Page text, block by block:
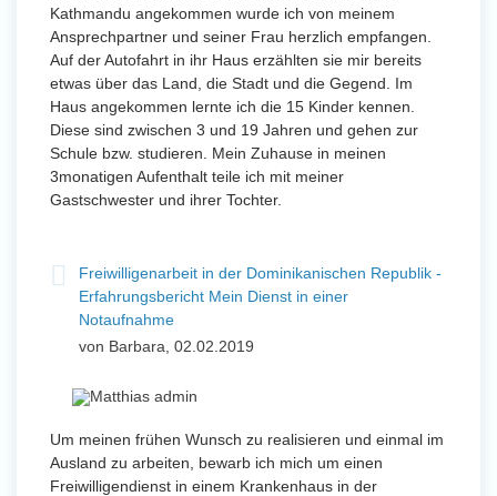
Kathmandu angekommen wurde ich von meinem
Ansprechpartner und seiner Frau herzlich empfangen.
Auf der Autofahrt in ihr Haus erzählten sie mir bereits
etwas über das Land, die Stadt und die Gegend. Im
Haus angekommen lernte ich die 15 Kinder kennen.
Diese sind zwischen 3 und 19 Jahren und gehen zur
Schule bzw. studieren. Mein Zuhause in meinen
3monatigen Aufenthalt teile ich mit meiner
Gastschwester und ihrer Tochter.
Freiwilligenarbeit in der Dominikanischen Republik -
Erfahrungsbericht Mein Dienst in einer
Notaufnahme
von Barbara, 02.02.2019
Um meinen frühen Wunsch zu realisieren und einmal im
Ausland zu arbeiten, bewarb ich mich um einen
Freiwilligendienst in einem Krankenhaus in der